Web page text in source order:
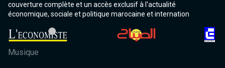
couverture complète et un accès exclusif à l'actualité
économique, sociale et politique marocaine et internation
Musique